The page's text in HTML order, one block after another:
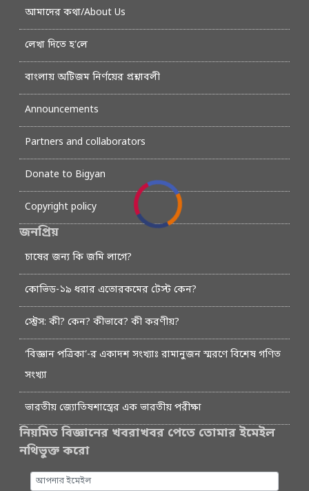
আমাদের কথা/About Us
লেখা দিতে হ’লে
বাংলায় অটিজম নির্ণয়ের প্রশ্নাবলী
Announcements
Partners and collaborators
Donate to Bigyan
Copyright policy
জনপ্রিয়
চাষের জন্য কি জমি লাগে?
কোভিড-১৯ ধরার এতোরকমের টেস্ট কেন?
স্ট্রেস: কী? কেন? কীভাবে? কী করণীয়?
‘বিজ্ঞান পত্রিকা’-র একাদশ সংখ্যাঃ রামানুজন স্মরণে বিশেষ গণিত
সংখ্যা
ভারতীয় জ্যোতিষশাস্ত্রের এক ভারতীয় পরীক্ষা
নিয়মিত বিজ্ঞানের খবরাখবর পেতে তোমার ইমেইল
নথিভুক্ত করো